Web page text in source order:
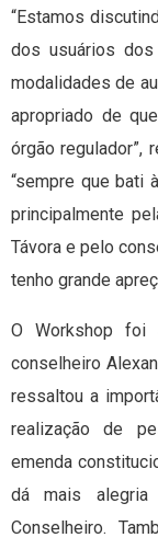
“Estamos
dos usuários
modalidades de
apropriado de
órgão regulador”,
“sempre que bati
principalmente
Távora e pelo
tenho grande
O Workshop foi
conselheiro
ressaltou a
realização de
emenda
dá mais alegria
Conselheiro.